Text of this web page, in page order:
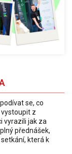
se, co
z
vyrazili jak za
přednášek,
která k